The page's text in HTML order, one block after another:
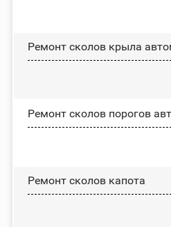
Ремонт сколов крыла
Ремонт сколов порогов
Ремонт сколов капота